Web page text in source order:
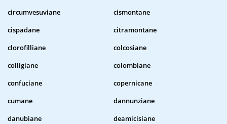
circumvesuviane
cismontane
cispadane
citramontane
clorofilliane
colcosiane
colligiane
colombiane
confuciane
copernicane
cumane
dannunziane
danubiane
deamicisiane